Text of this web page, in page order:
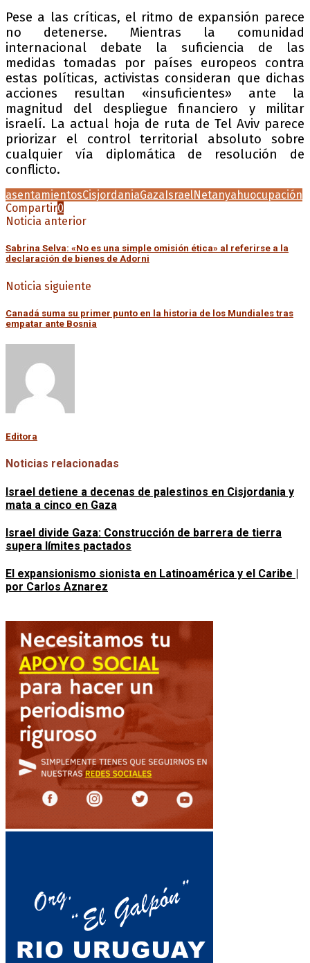
Pese a las críticas, el ritmo de expansión parece
no detenerse. Mientras la comunidad
internacional debate la suficiencia de las
medidas tomadas por países europeos contra
estas políticas, activistas consideran que dichas
acciones resultan «insuficientes» ante la
magnitud del despliegue financiero y militar
israelí. La actual hoja de ruta de Tel Aviv parece
priorizar el control territorial absoluto sobre
cualquier vía diplomática de resolución de
conflicto.
asentamientosCisjordaniaGaza IsraelNetanyahuocupación
Compartir0
Noticia anterior
Sabrina Selva: «No es una simple omisión ética» al referirse a la
declaración de bienes de Adorni
Noticia siguiente
Canadá suma su primer punto en la historia de los Mundiales tras
empatar ante Bosnia
Editora
Noticias relacionadas
Israel detiene a decenas de palestinos en Cisjordania y
mata a cinco en Gaza
Israel divide Gaza: Construcción de barrera de tierra
supera límites pactados
El expansionismo sionista en Latinoamérica y el Caribe |
por Carlos Aznarez